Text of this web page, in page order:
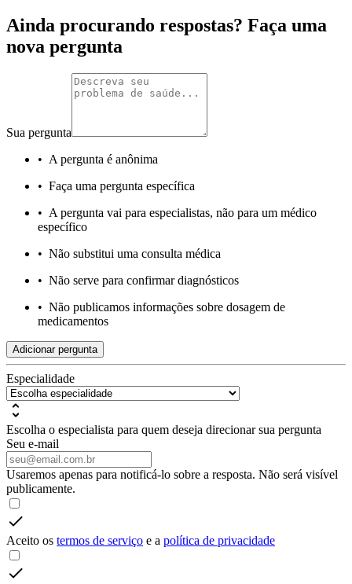
Ainda procurando respostas? Faça uma
nova pergunta
Sua pergunta
• A pergunta é anônima
• Faça uma pergunta específica
• A pergunta vai para especialistas, não para um médico
específico
• Não substitui uma consulta médica
• Não serve para confirmar diagnósticos
• Não publicamos informações sobre dosagem de
medicamentos
Adicionar pergunta
Especialidade
Escolha o especialista para quem deseja direcionar sua pergunta
Seu e-mail
Usaremos apenas para notificá-lo sobre a resposta. Não será visível
publicamente.
Aceito os termos de serviço e a política de privacidade